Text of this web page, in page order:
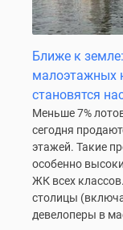
новостроек
Субсидированная
Москве
Программа
реновации
Ближе к
малоэтажных
становятся
Меньше 7%
сегодня
этажей. Такие
особенно
ЖК всех
столицы
девелоперы в